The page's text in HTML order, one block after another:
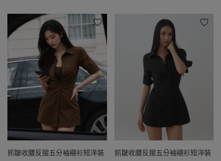
抓皺收腰反摺五分袖襯衫短洋裝 抓皺收腰反摺五分袖襯衫短洋裝